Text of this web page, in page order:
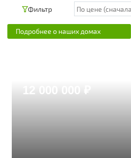
Фильтр
Подробнее о наших домах
12 000 000 ₽